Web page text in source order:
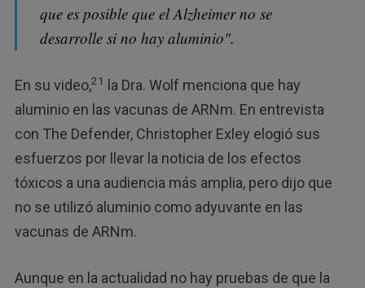
que es posible que el Alzheimer no se
desarrolle si no hay aluminio".
En su video,21
la Dra. Wolf menciona que hay
aluminio en las vacunas de ARNm. En entrevista
con The Defender, Christopher Exley elogió sus
esfuerzos por llevar la noticia de los efectos
tóxicos a una audiencia más amplia, pero dijo que
no se utilizó aluminio como adyuvante en las
vacunas de ARNm.
Aunque en la actualidad no hay pruebas de que la